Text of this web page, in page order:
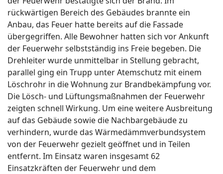
rückwärtigen Bereich des Gebäudes brannte ein
Anbau, das Feuer hatte bereits auf die Fassade
übergegriffen. Alle Bewohner hatten sich vor Ankunft
der Feuerwehr selbstständig ins Freie begeben. Die
Drehleiter wurde unmittelbar in Stellung gebracht,
parallel ging ein Trupp unter Atemschutz mit einem
Löschrohr in die Wohnung zur Brandbekämpfung vor.
Die Lösch- und Lüftungsmaßnahmen der Feuerwehr
zeigten schnell Wirkung. Um eine weitere Ausbreitung
auf das Gebäude sowie die Nachbargebäude zu
verhindern, wurde das Wärmedämmverbundsystem
von der Feuerwehr gezielt geöffnet und in Teilen
entfernt. Im Einsatz waren insgesamt 62
Einsatzkräften der Feuerwehr und dem